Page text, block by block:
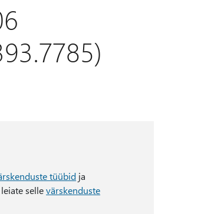
tüübid ja
sellevärskenduste